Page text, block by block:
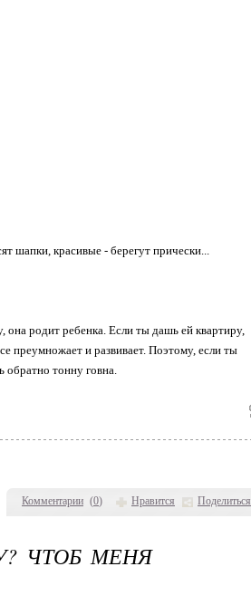
Комментарии (0) Нравится Поделиться
шапки, красивые - берегут прически...
родит ребенка. Если ты дашь ей квартиру,
преумножает и развивает. Поэтому, если ты
обратно тонну говна.
ЧТОБ МЕНЯ